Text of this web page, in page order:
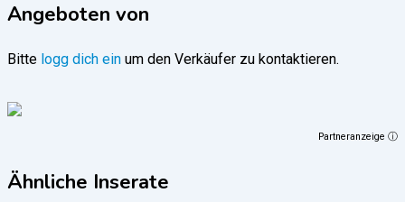
Angeboten von
Bitte logg dich ein um den Verkäufer zu kontaktieren.
Partneranzeige ⓘ
Ähnliche Inserate